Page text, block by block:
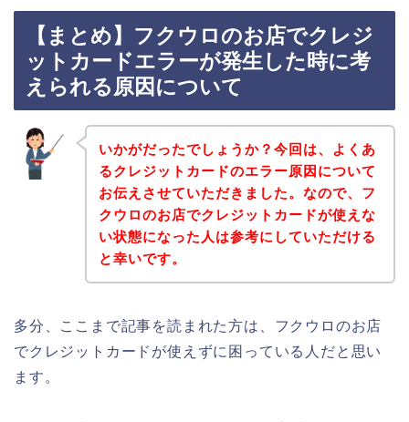
【まとめ】フクウロのお店でクレジ
ットカードエラーが発生した時に考
えられる原因について
いかがだったでしょうか？今回は、よくあ
るクレジットカードのエラー原因について
お伝えさせていただきました。なので、フ
クウロのお店でクレジットカードが使えな
い状態になった人は参考にしていただける
と幸いです。
多分、ここまで記事を読まれた方は、フクウロのお店
でクレジットカードが使えずに困っている人だと思い
ます。